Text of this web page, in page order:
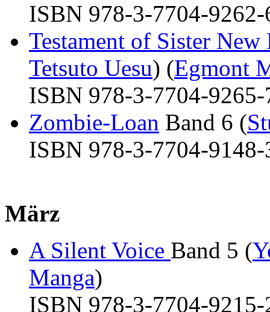
ISBN 978-3-7704-9262-
Testament of Sister
Tetsuto Uesu) (Egmont
ISBN 978-3-7704-9265-
Zombie-Loan Band 6 (
ISBN 978-3-7704-9148-
März
A Silent Voice Band 5 (
Manga)
ISBN 978-3-7704-9215-